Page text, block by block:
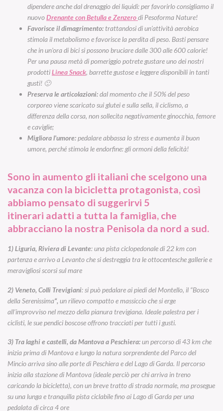
dipendere anche dal drenaggio dei liquidi: per favorirlo consigliamo il
nuovoDrenante con Betulla e Zenzerodi Pesoforma Nature!
Favorisce il dimagrimento:trattandosi di un’attività aerobica
stimola il metabolismo e favorisce la perdita di peso. Basti pensare
che in un’ora di bici si possono bruciare dalle 300 alle 600 calorie!
Per una pausa metà di pomeriggio potrete gustare uno dei nostri
prodottiLinea Snack, barrette gustose e leggere disponibili in tanti
gusti! 🙂
Preserva le articolazioni:dal momento che il 50% del peso
corporeo viene scaricato sui glutei e sulla sella, il ciclismo, a
differenza della corsa, non sollecita negativamente ginocchia, femore
e caviglie;
Migliora l’umore:pedalare abbassa lo stress e aumenta il buon
umore, perché stimola le endorfine: gli ormoni della felicità!
Sono in aumento gli italiani che scelgono una
vacanza con la bicicletta protagonista, così
abbiamo pensato di suggerirvi 5
itinerari adatti a tutta la famiglia, che
abbracciano la nostra Penisola da nord a sud.
1) Liguria, Riviera di Levante: una pista ciclopedonale di 22 km con
partenza e arrivo a Levanto che si destreggia tra le ottocentesche gallerie e
meravigliosi scorsi sul mare
2) Veneto, Colli Trevigiani: si può pedalare ai piedi del Montello, il “Bosco
della Serenissima“, un rilievo compatto e massiccio che si erge
all’improvviso nel mezzo della pianura trevigiana. Ideale palestra per i
ciclisti, le sue pendici boscose offrono tracciati per tutti i gusti.
3) Tra laghi e castelli, da Mantova a Peschiera:un percorso di 43 km che
inizia prima di Mantova e lungo la natura sorprendente del Parco del
Mincio arriva sino alle porte di Peschiera e del Lago di Garda. Il percorso
inizia alla stazione di Mantova (ideale perciò per chi arriva in treno
caricando la bicicletta), con un breve tratto di strada normale, ma prosegue
su una lunga e tranquilla pista ciclabile fino ai Lago di Garda per una
pedalata di circa 4 ore